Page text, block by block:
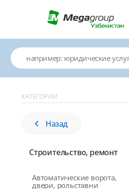
КАТЕГОРИИ
Назад
Строительство, ремонт
Автоматические ворота,
двери, рольставни